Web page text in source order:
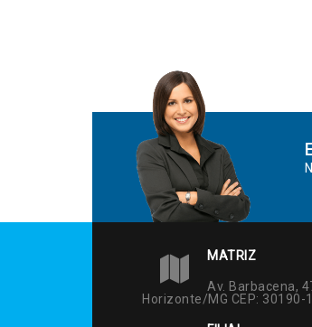
MATRIZ
Av. Barbacena,
Horizonte/MG CEP: 30190-